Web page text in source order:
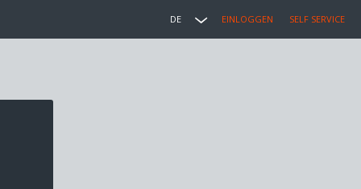
DE EINLOGGEN SELF SERVICE